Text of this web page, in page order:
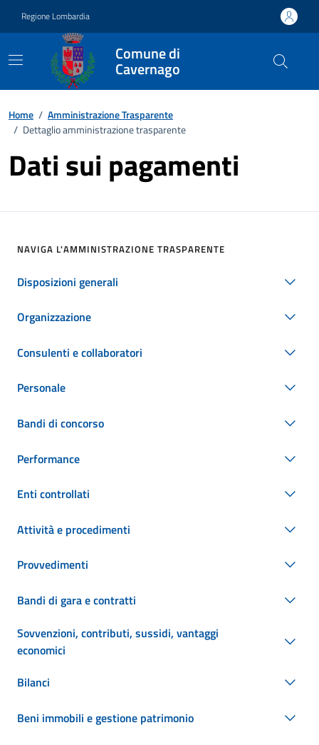
Regione Lombardia
Comune di
Cavernago
Home / Amministrazione Trasparente
/ Dettaglio amministrazione trasparente
Dati sui pagamenti
NAVIGA L'AMMINISTRAZIONE TRASPARENTE
Disposizioni generali
Organizzazione
Consulenti e collaboratori
Personale
Bandi di concorso
Performance
Enti controllati
Attività e procedimenti
Provvedimenti
Bandi di gara e contratti
Sovvenzioni, contributi, sussidi, vantaggi
economici
Bilanci
Beni immobili e gestione patrimonio